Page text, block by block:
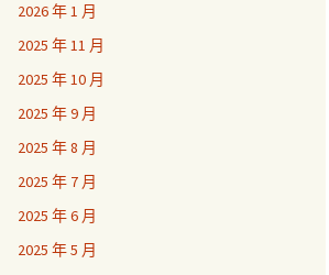
2026 年 1 月
2025 年 11 月
2025 年 10 月
2025 年 9 月
2025 年 8 月
2025 年 7 月
2025 年 6 月
2025 年 5 月